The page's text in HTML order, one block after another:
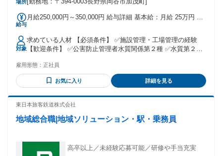
場所
給与
月給250,000円～350,000円 給与詳細 基本給：月給 25万円 〜
れる通勤・皆勤・家族手当金額：あり 全員に一律で支払われ
るその他手当金額：あり ※経験・スキルを最大限考慮し決定
します。 ※具体的な額面での給与は、面接時にご説明いたし
ます。 賞与：年2回（計2.72ヶ月分 ※前年度実績） 昇給：あ
￣￣￣￣￣ 住宅手当：最大30,000円 別居手当：最大40,000円
資格手当：1資格につき3,000円（規定あり） 通勤手当：実費
支給（上限なし） 高速通勤手当：規定により実費支給
対象
求めている人材 【必須条件】 ✅施設管理・工場管理の経験
【歓迎条件】 ✅公害防止管理者水質関係第２種 ✅水質第２種
━━━━━━━━━━━━━━━━━━ ⭐こんな方に是非お
すすめします⭐ ━━━━━━━━━━━━━━━━━━ ◎力
仕事が少なく長く続けられる仕事 ◎年間休日の多い環境で働
を活かしてキャリアアップ ◎ワークライフバランスを重視す
長く働きたい方も歓迎
雇用形態： 正社員
お気に入り 詳細を見る
東日本旅客鉄道株式会社
地域総合職|地域ソリューション・駅・乗務員
高卒以上／未経験応募可能／研修や手当充実